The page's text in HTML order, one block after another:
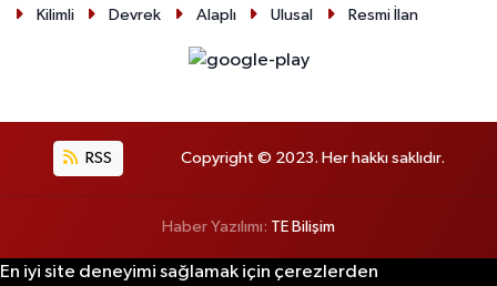
Kilimli
Devrek Alaplı Ulusal Resmi İlan
RSS Copyright © 2023. Her hakkı saklıdır.
Haber Yazılımı: TE Bilişim
En iyi site deneyimi sağlamak için çerezlerden